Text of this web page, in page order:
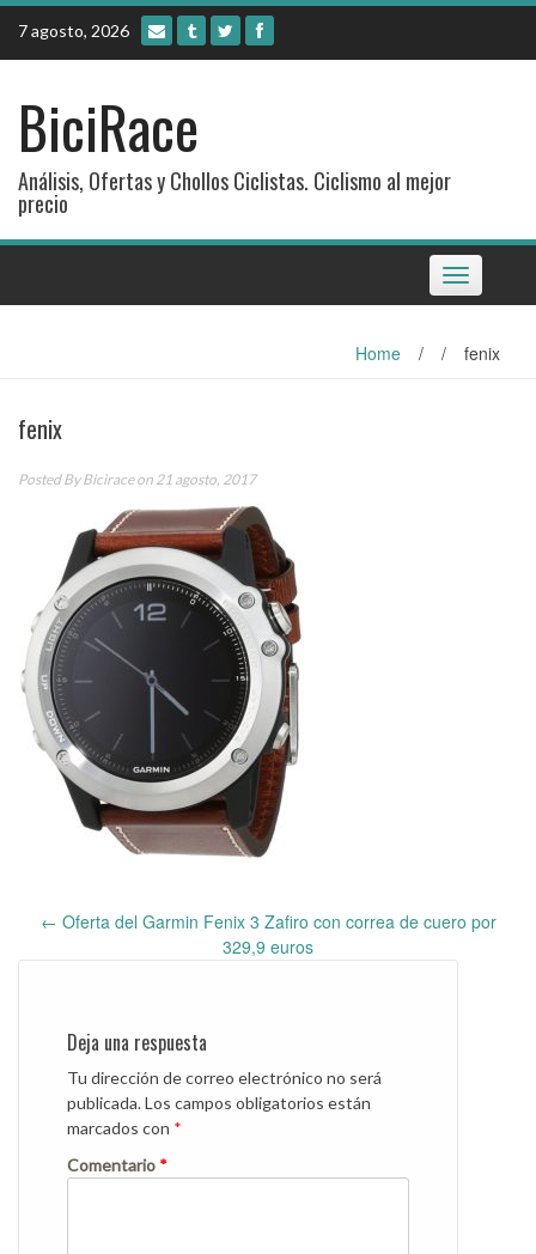
Skip
content
7 agosto, 2026
BiciRace
Análisis, Ofertas y Chollos Ciclistas. Ciclismo al mejor
precio
Toggle
navigation
Home / / fenix
fenix
Posted ByBiciraceon 21 agosto, 2017
navigation
← Oferta del Garmin Fenix 3 Zafiro con correa de cuero por
329,9 euros
Deja una respuesta
Tu dirección de correo electrónico no será
publicada.Los campos obligatorios están
marcados con *
Comentario *